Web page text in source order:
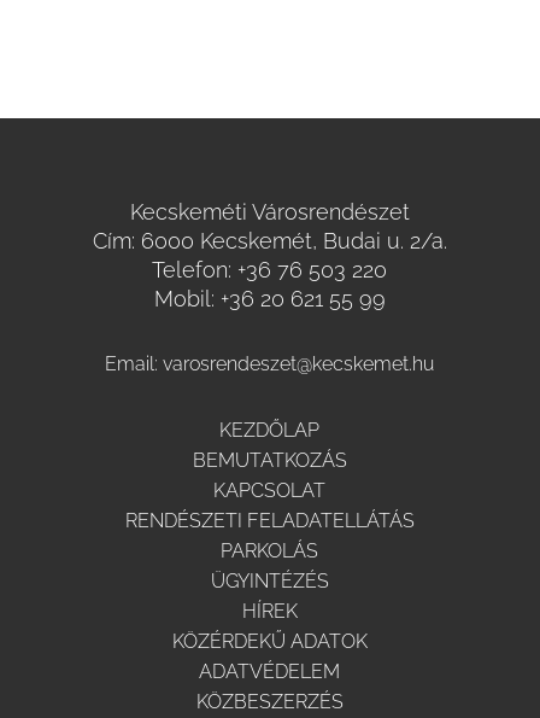
Kecskeméti Városrendészet
Cím: 6000 Kecskemét, Budai u. 2/a.
Telefon: +36 76 503 220
Mobil: +36 20 621 55 99
Email:varosrendeszet@kecskemet.hu
KEZDŐLAP
BEMUTATKOZÁS
KAPCSOLAT
RENDÉSZETI FELADATELLÁTÁS
PARKOLÁS
ÜGYINTÉZÉS
HÍREK
KÖZÉRDEKŰ ADATOK
ADATVÉDELEM
KÖZBESZERZÉS